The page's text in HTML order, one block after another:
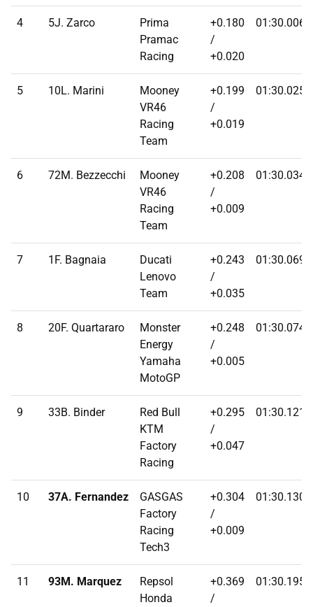
4 5J. Zarco
Prima
Pramac
Racing
+0.180
/
+0.020
01:30.0060
5 10L. Marini
Mooney
VR46
Racing
Team
+0.199
/
+0.019
01:30.0250
6 72M. Bezzecchi
Mooney
VR46
Racing
Team
+0.208
/
+0.009
01:30.0340
7 1F. Bagnaia
Ducati
Lenovo
Team
+0.243
/
+0.035
01:30.0690
8 20F. Quartararo
Monster
Energy
Yamaha
MotoGP
+0.248
/
+0.005
01:30.0740
9 33B. Binder
Red Bull
KTM
Factory
Racing
+0.295
/
+0.047
01:30.1210
10 37A. Fernandez
GASGAS
Factory
Racing
Tech3
+0.304
/
+0.009
01:30.1300
11 93M. Marquez
Repsol
Honda
+0.369
/
01:30.1950